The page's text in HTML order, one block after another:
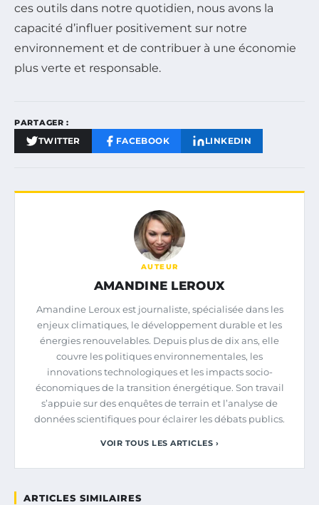
ces outils dans notre quotidien, nous avons la
capacité d’influer positivement sur notre
environnement et de contribuer à une économie
plus verte et responsable.
PARTAGER :
TWITTER FACEBOOK LINKEDIN
AUTEUR
AMANDINE LEROUX
Amandine Leroux est journaliste, spécialisée dans les
enjeux climatiques, le développement durable et les
énergies renouvelables. Depuis plus de dix ans, elle
couvre les politiques environnementales, les
innovations technologiques et les impacts socio-
économiques de la transition énergétique. Son travail
s’appuie sur des enquêtes de terrain et l’analyse de
données scientifiques pour éclairer les débats publics.
VOIR TOUS LES ARTICLES ›
ARTICLES SIMILAIRES